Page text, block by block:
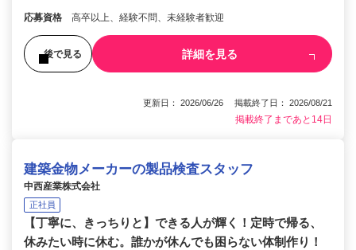
応募資格 高卒以上、経験不問、未経験者歓迎
後で見る 詳細を見る
更新日： 2026/06/26 掲載終了日： 2026/08/21
掲載終了まであと14日
建築金物メーカーの製品検査スタッフ
中西産業株式会社
正社員
【丁寧に、きっちりと】できる人が輝く！定時で帰る、
休みたい時に休む。誰かが休んでも困らない体制作り！